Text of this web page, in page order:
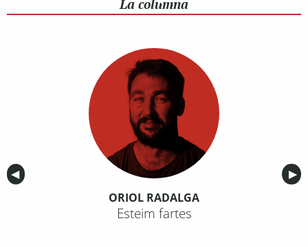
La columna
Anterior
◀︎ ▶︎
ORIOL RADALGA
Esteim fartes